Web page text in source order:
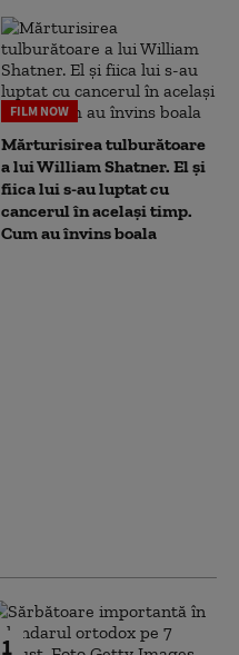
FILM NOW
Mărturisirea tulburătoare
a lui William Shatner. El și
fiica lui s-au luptat cu
cancerul în același timp.
Cum au învins boala
1